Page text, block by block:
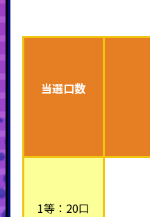
当選口数
1等：20口